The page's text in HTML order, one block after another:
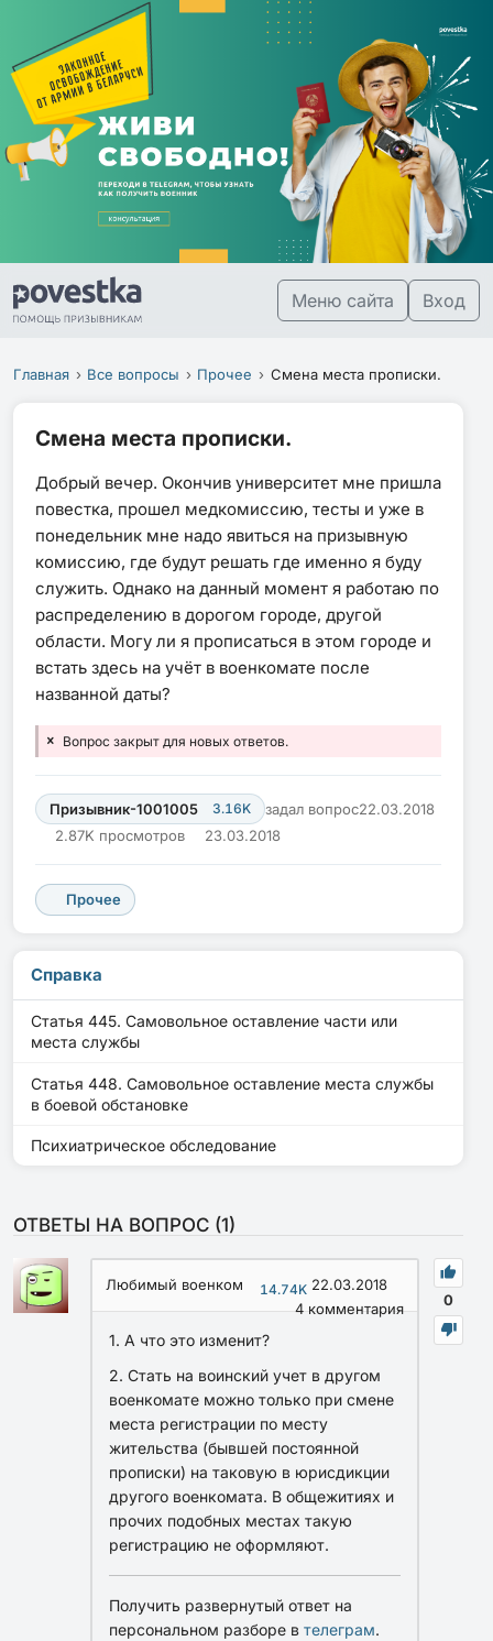
Меню сайта Вход
Главная Все вопросы Прочее Смена места прописки.
Смена места прописки.
Добрый вечер. Окончив университет мне пришла
повестка, прошел медкомиссию, тесты и уже в
понедельник мне надо явиться на призывную
комиссию, где будут решать где именно я буду
служить. Однако на данный момент я работаю по
распределению в дорогом городе, другой
области. Могу ли я прописаться в этом городе и
встать здесь на учёт в военкомате после
названной даты?
Вопрос закрыт для новых ответов.
Призывник-1001005 3.16K задал вопрос22.03.2018
2.87K просмотров
23.03.2018
Прочее
Справка
Статья 445. Самовольное оставление части или
места службы
Статья 448. Самовольное оставление места службы
в боевой обстановке
Психиатрическое обследование
ОТВЕТЫ НА ВОПРОС (1)
0
Любимый военком 14.74K 22.03.2018
4комментария
1. А что это изменит?
2. Стать на воинский учет в другом
военкомате можно только при смене
места регистрации по месту
жительства (бывшей постоянной
прописки) на таковую в юрисдикции
другого военкомата. В общежитиях и
прочих подобных местах такую
регистрацию не оформляют.
Получить развернутый ответ на
персональном разборе в телеграм.